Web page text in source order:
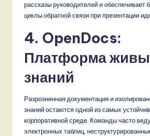
рассказы руководителей и обеспечивает
циклы обратной связи при презентации
4. OpenDocs:
Платформа
знаний
Разрозненная документация и
знаний остаются одной из самых
корпоративной среде. Команды часто
электронных таблиц,